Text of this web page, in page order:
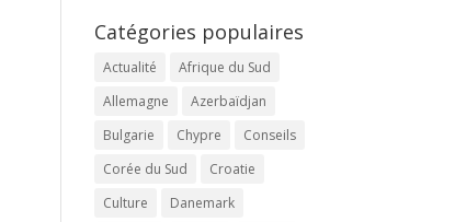
Catégories populaires
Actualité
Afrique du Sud
Allemagne
Azerbaïdjan
Bulgarie
Chypre
Conseils
Corée du Sud
Croatie
Culture
Danemark